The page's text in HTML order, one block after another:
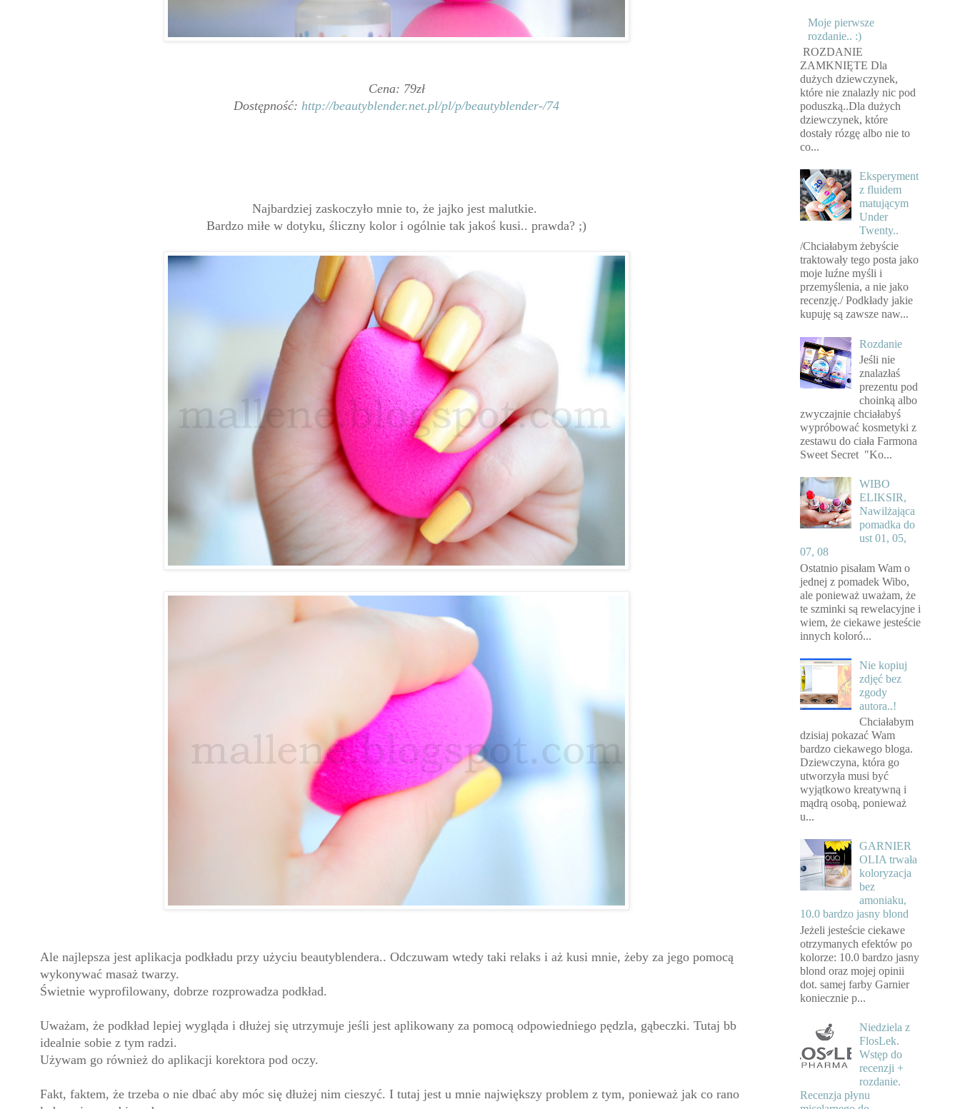
Cena: 79zł
Dostępność: http://beautyblender.net.pl/pl/p/beautyblender-/74
Najbardziej zaskoczyło mnie to, że jajko jest malutkie.
Bardzo miłe w dotyku, śliczny kolor i ogólnie tak jakoś kusi.. prawda? ;)
Ale najlepsza jest aplikacja podkładu przy użyciu beautyblendera.. Odczuwam wtedy taki relaks i aż kusi mnie, żeby za jego pomocą
wykonywać masaż twarzy.
Świetnie wyprofilowany, dobrze rozprowadza podkład.
Uważam, że podkład lepiej wygląda i dłużej się utrzymuje jeśli jest aplikowany za pomocą odpowiedniego pędzla, gąbeczki. Tutaj bb
idealnie sobie z tym radzi.
Używam go również do aplikacji korektora pod oczy.
Fakt, faktem, że trzeba o nie dbać aby móc się dłużej nim cieszyć. I tutaj jest u mnie największy problem z tym, ponieważ jak co rano
Moje pierwsze
rozdanie.. :)
ROZDANIE
ZAMKNIĘTE Dla
dużych dziewczynek,
które nie znalazły nic pod
poduszką..Dla dużych
dziewczynek, które
dostały rózgę albo nie to
co...
Eksperyment
z fluidem
matującym
Under
Twenty..
/Chciałabym żebyście
traktowały tego posta jako
moje luźne myśli i
przemyślenia, a nie jako
recenzję./ Podkłady jakie
kupuję są zawsze naw...
Rozdanie
Jeśli nie
znalazłaś
prezentu pod
choinką albo
zwyczajnie chciałabyś
wypróbować kosmetyki z
zestawu do ciała Farmona
Sweet Secret "Ko...
WIBO
ELIKSIR,
Nawilżająca
pomadka do
ust 01, 05,
07, 08
Ostatnio pisałam Wam o
jednej z pomadek Wibo,
ale ponieważ uważam, że
te szminki są rewelacyjne i
wiem, że ciekawe jesteście
innych koloró...
Nie kopiuj
zdjęć bez
zgody
autora..!
Chciałabym
dzisiaj pokazać Wam
bardzo ciekawego bloga.
Dziewczyna, która go
utworzyła musi być
wyjątkowo kreatywną i
mądrą osobą, ponieważ
u...
GARNIER
OLIA trwała
koloryzacja
bez
amoniaku,
10.0 bardzo jasny blond
Jeżeli jesteście ciekawe
otrzymanych efektów po
kolorze: 10.0 bardzo jasny
blond oraz mojej opinii
dot. samej farby Garnier
koniecznie p...
Niedziela z
FlosLek.
Wstęp do
recenzji +
rozdanie.
Recenzja płynu